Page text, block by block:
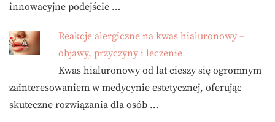
innowacyjne podejście …
Reakcje alergiczne na kwas hialuronowy –
objawy, przyczyny i leczenie
Kwas hialuronowy od lat cieszy się ogromnym
zainteresowaniem w medycynie estetycznej, oferując
skuteczne rozwiązania dla osób …